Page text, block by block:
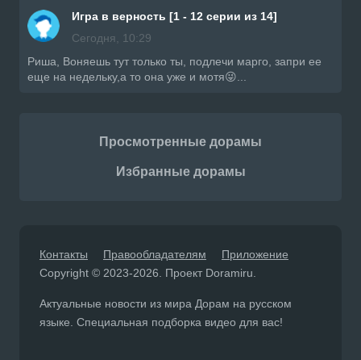
Игра в верность [1 - 12 серии из 14]
Сегодня, 10:29
Риша, Воняешь тут только ты, подлечи марго, запри ее
еще на недельку,а то она уже и мотя😜...
Просмотренные дорамы
Избранные дорамы
Контакты Правообладателям
Приложение
Copyright © 2023-2026. Проект Doramiru.
Актуальные новости из мира Дорам на русском
языке. Специальная подборка видео для вас!